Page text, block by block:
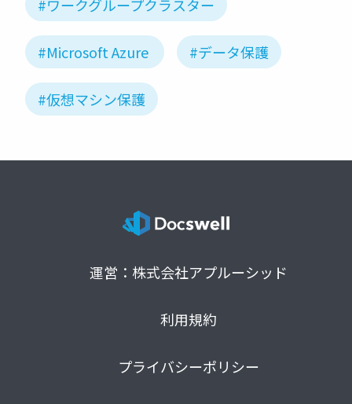
#ワークグループクラスター
#Microsoft Azure #データ保護
#仮想マシン保護
運営：株式会社アプルーシッド
利用規約
プライバシーポリシー